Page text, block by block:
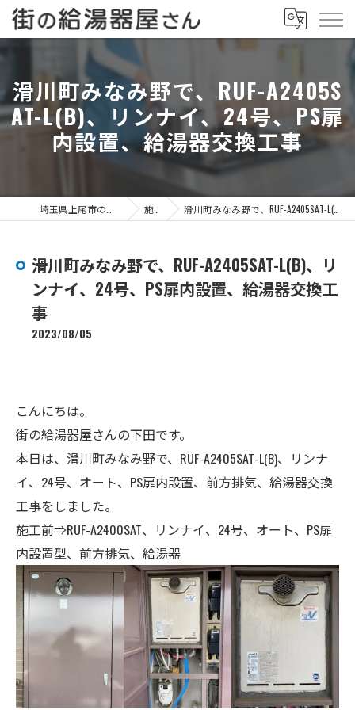
滑川町みなみ野で、RUF-A2405S
AT-L(B)、リンナイ、24号、PS扉
内設置、給湯器交換工事
施工事例 滑川町みなみ野で、RUF-A2405SAT-L(B)、リンナイ、24号、PS扉内設置、給湯器交換工事
滑川町みなみ野で、RUF-A2405SAT-L(B)、リ
ンナイ、24号、PS扉内設置、給湯器交換工
事
2023/08/05
こんにちは。
街の給湯器屋さんの下田です。
本日は、滑川町みなみ野で、RUF-A2405SAT-L(B)、リンナ
イ、24号、オート、 PS扉内設置、前方排気、給湯器交換
工事をしました。
施工前⇒RUF-A2400SAT、リンナイ、24号、オート、 PS扉
内設置型、前方排気、給湯器